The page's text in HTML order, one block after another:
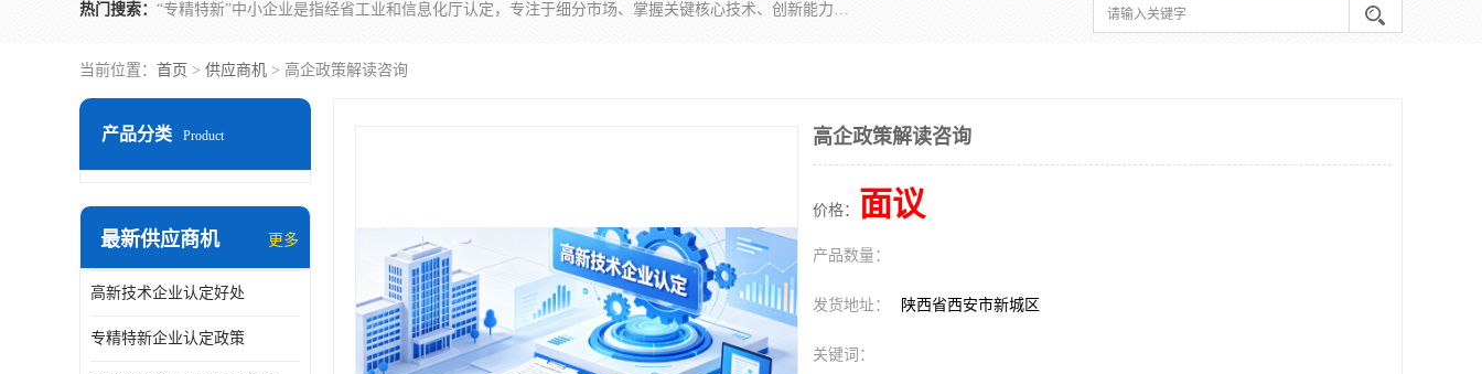
热门搜索： “专精特新”中小企业是指经省工业和信息化厅认定，专注于细分市场、掌握关键核心技术、创新能力强、市场占有率高、质量效益优，在专业化、精细化、特色化、新颖化等方面表现突出的中小企业。
当前位置： 首页 > 供应商机 > 高企政策解读咨询
产品分类 Product
最新供应商机 更多
高新技术企业认定好处
专精特新企业认定政策
高企政策解读咨询
价格： 面议
产品数量：
发货地址： 陕西省西安市新城区
关键词：